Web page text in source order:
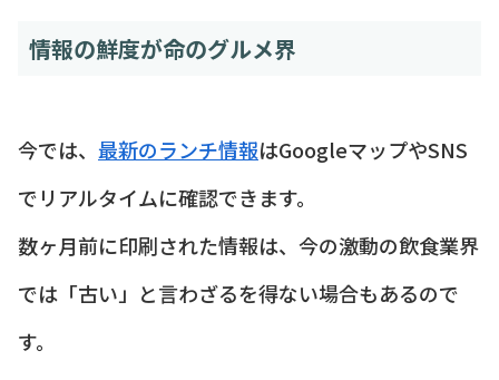
情報の鮮度が命のグルメ界
今では、 最新のランチ情報はGoogleマップやSNS
でリアルタイムに確認できます。
数ヶ月前に印刷された情報は、今の激動の飲食業界
では「古い」と言わざるを得ない場合もあるので
す。